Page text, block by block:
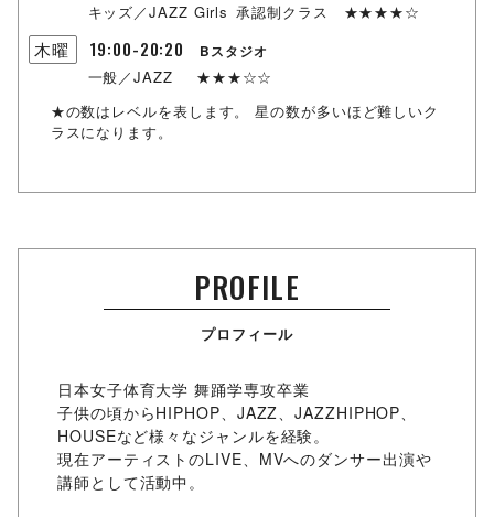
キッズ／JAZZ Girls 承認制クラス ★★★★☆
木曜 19:00-20:20 Bスタジオ
一般／JAZZ
★★★☆☆
★の数はレベルを表します。
星の数が多いほど難しいク
ラスになります。
PROFILE
プロフィール
日本女子体育大学 舞踊学専攻卒業
子供の頃からHIPHOP、JAZZ、JAZZHIPHOP、
HOUSEなど様々なジャンルを経験。
現在アーティストのLIVE、MVへのダンサー出演や
講師として活動中。